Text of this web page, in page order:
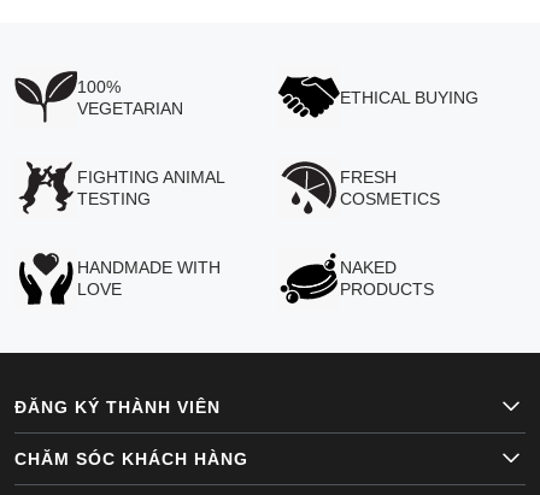
100%
VEGETARIAN
ETHICAL BUYING
FIGHTING ANIMAL
TESTING
FRESH
COSMETICS
HANDMADE WITH
LOVE
NAKED
PRODUCTS
ĐĂNG KÝ THÀNH VIÊN
CHĂM SÓC KHÁCH HÀNG